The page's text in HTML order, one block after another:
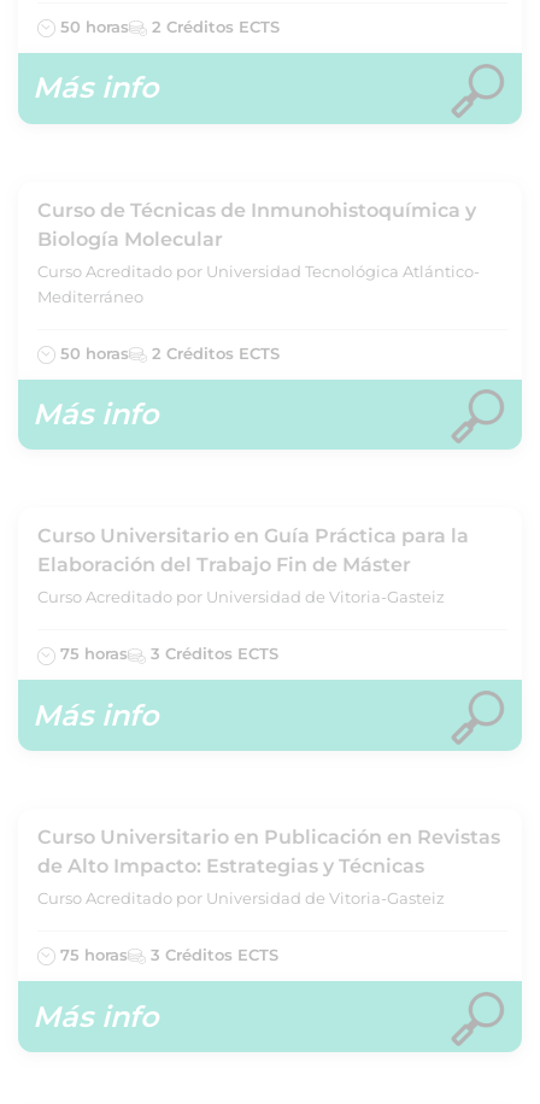
50 horas 2 Créditos ECTS
Más info
Curso de Técnicas de Inmunohistoquímica y
Biología Molecular
Curso Acreditado por Universidad Tecnológica Atlántico-
Mediterráneo
50 horas 2 Créditos ECTS
Más info
Curso Universitario en Guía Práctica para la
Elaboración del Trabajo Fin de Máster
Curso Acreditado por Universidad de Vitoria-Gasteiz
75 horas 3 Créditos ECTS
Más info
Curso Universitario en Publicación en Revistas
de Alto Impacto: Estrategias y Técnicas
Curso Acreditado por Universidad de Vitoria-Gasteiz
75 horas 3 Créditos ECTS
Más info